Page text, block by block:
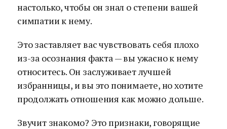
настолько, чтобы он знал о степени вашей
симпатии к нему.
Это заставляет вас чувствовать себя плохо
из-за осознания факта — вы ужасно к нему
относитесь. Он заслуживает лучшей
избранницы, и вы это понимаете, но хотите
продолжать отношения как можно дольше.
Звучит знакомо? Это признаки, говорящие